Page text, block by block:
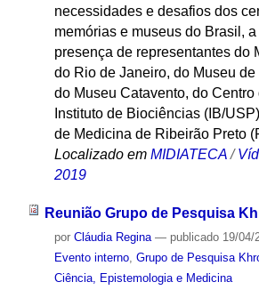
necessidades e desafios dos
memórias e museus do Brasil,
presença de representantes do
do Rio de Janeiro, do Museu
do Museu Catavento, do Centro
Instituto de Biociências (IB/
de Medicina de Ribeirão Preto
Localizado em MIDIATECA /
2019
Reunião Grupo de Pesquisa
por Cláudia Regina — publicado19/04/
Evento interno, Grupo de Pesquisa
Ciência, Epistemologia e Medicina